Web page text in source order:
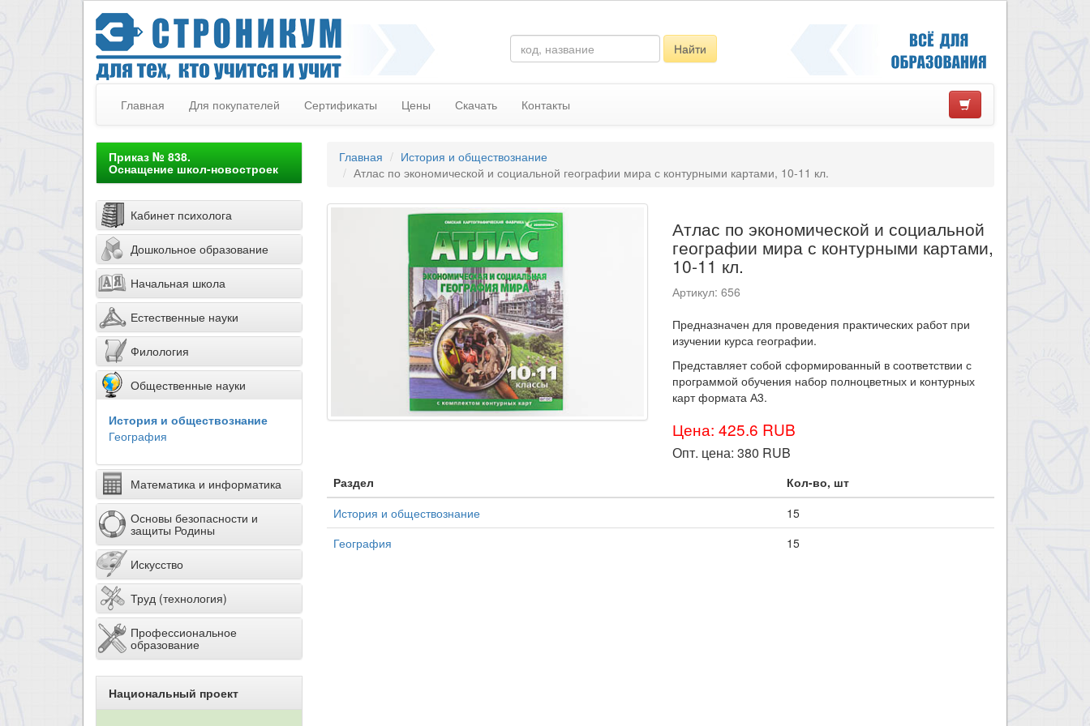
Найти
Главная Для покупателей Сертификаты Цены Скачать Контакты
Приказ № 838.
Оснащение школ-новостроек
Кабинет психолога
Дошкольное образование
Начальная школа
Естественные науки
Филология
Общественные науки
История и обществознание
География
Математика и информатика
Основы безопасности и
защиты Родины
Искусство
Труд (технология)
Профессиональное
образование
Национальный проект
Главная
История и обществознание
Атлас по экономической и социальной географии мира с контурными картами, 10-11 кл.
Атлас по экономической и социальной
географии мира с контурными картами,
10-11 кл.
Артикул: 656
Предназначен для проведения практических работ при
изучении курса географии.
Представляет собой сформированный в соответствии с
программой обучения набор полноцветных и контурных
карт формата А3.
Цена: 425.6 RUB
Опт. цена:380 RUB
Раздел
Кол-во, шт
История и обществознание
15
География
15